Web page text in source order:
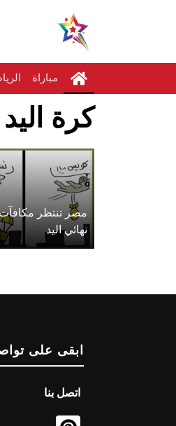
مباراة
كرة
مصر تنتظر
نهائي اليد
ابقى على
اتصل بنا